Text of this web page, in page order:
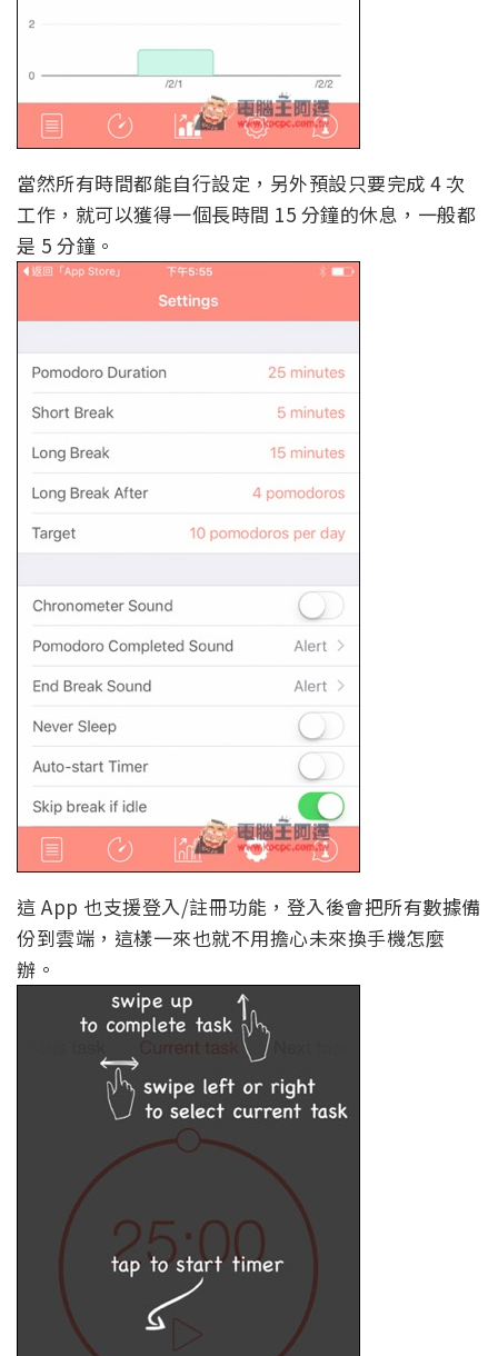
當然所有時間都能自行設定，另外預設只要完成 4 次
工作，就可以獲得一個長時間 15 分鐘的休息，一般都
是 5 分鐘。
這 App 也支援登入/註冊功能，登入後會把所有數據備
份到雲端，這樣一來也就不用擔心未來換手機怎麼
辦。